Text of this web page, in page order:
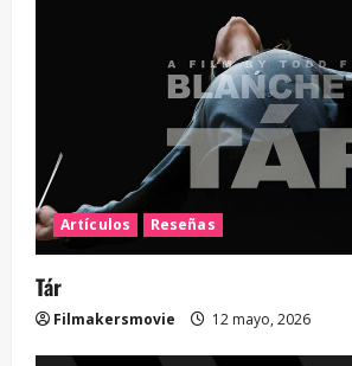
Artículos Reseñas
Tár
Filmakersmovie 12 mayo, 2026